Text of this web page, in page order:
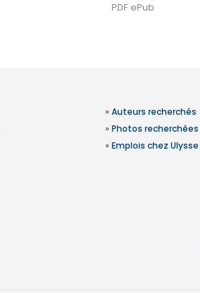
PDF ePub
» Auteurs recherchés
» Photos recherchées
» Emplois chez Ulysse